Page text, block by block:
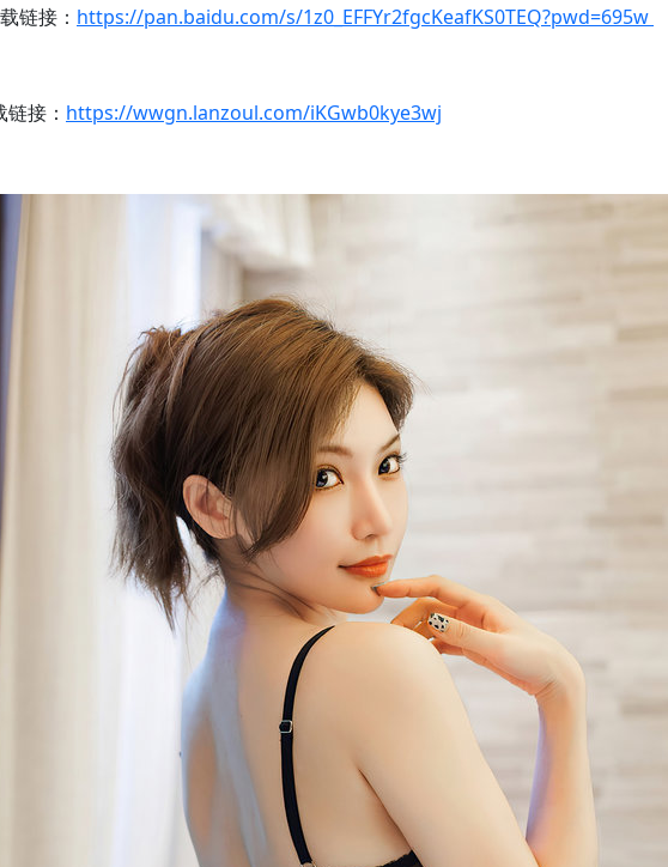
链接： https://pan.baidu.com/s/1z0_EFFYr2fgcKeafKS0TEQ?pwd=695w
接： https://wwgn.lanzoul.com/iKGwb0kye3wj